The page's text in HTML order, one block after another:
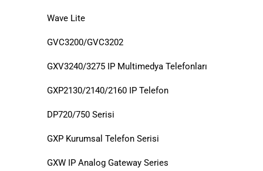
Wave Lite
GVC3200/GVC3202
GXV3240/3275 IP Multimedya Telefonları
GXP2130/2140/2160 IP Telefon
DP720/750 Serisi
GXP Kurumsal Telefon Serisi
GXW IP Analog Gateway Series